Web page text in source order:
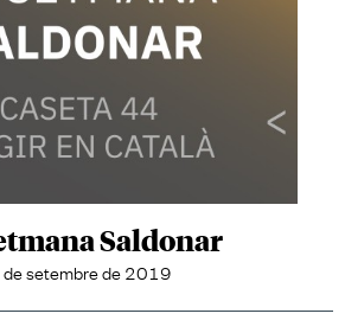
Saldonar
setembre de 2019